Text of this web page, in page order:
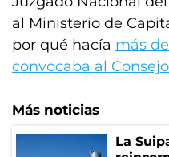
al Ministerio de
por qué hacía más
convocaba al Consejo
Más noticias
La